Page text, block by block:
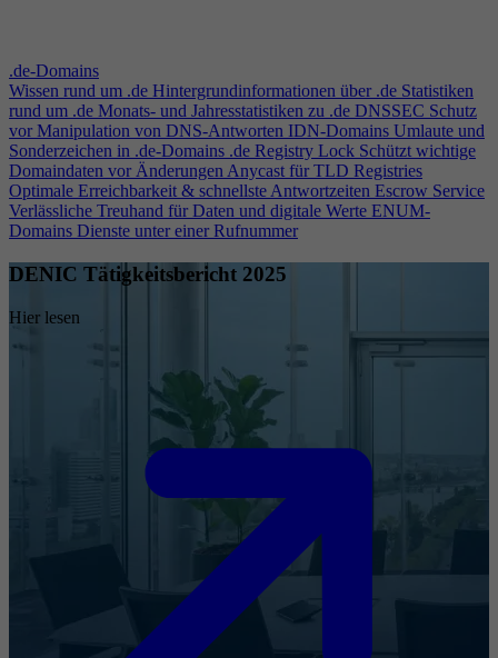
.de-Domains
Wissen rund um .de Hintergrundinformationen über .de Statistiken
rund um .de Monats- und Jahresstatistiken zu .de DNSSEC Schutz
vor Manipulation von DNS-Antworten IDN-Domains Umlaute und
Sonderzeichen in .de-Domains .de Registry Lock Schützt wichtige
Domaindaten vor ÄnderungenAnycast für TLD Registries
Optimale Erreichbarkeit & schnellste Antwortzeiten Escrow Service
Verlässliche Treuhand für Daten und digitale Werte ENUM-
Domains Dienste unter einer Rufnummer
DENIC Tätigkeitsbericht 2025
Hier lesen